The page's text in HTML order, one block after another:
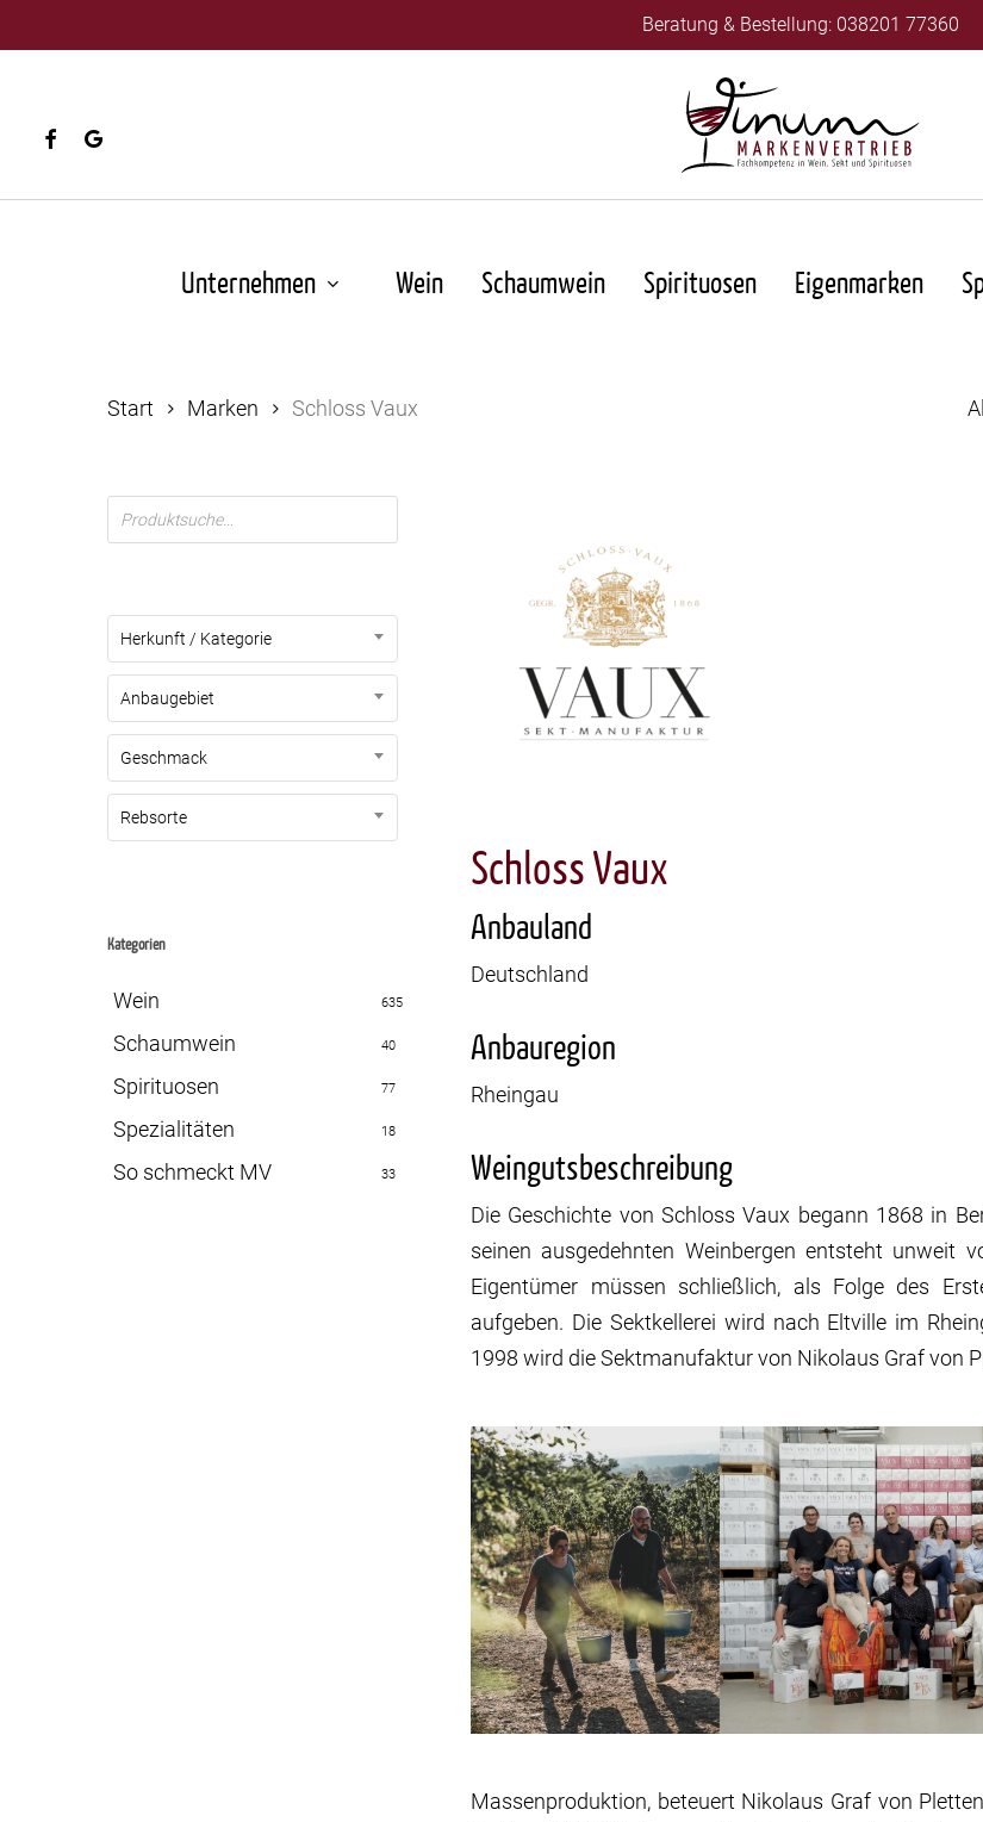
to
content
Beratung & Bestellung: 038201 77360
facebookgoogle-
Unternehmen Wein Schaumwein Spirituosen Eigenmarken
Start Marken Schloss Vaux
Products
search
Herkunft / Kategorie
Anbaugebiet
Geschmack
Rebsorte
Kategorien
Wein 635
Schaumwein 40
Spirituosen 77
Spezialitäten 18
So schmeckt MV 33
Schloss Vaux
Anbauland
Deutschland
Anbauregion
Rheingau
Weingutsbeschreibung
Die Geschichte von Schloss Vaux begann 1868 in
seinen ausgedehnten Weinbergen entsteht unweit
Eigentümer müssen schließlich, als Folge des
aufgeben. Die Sektkellerei wird nach Eltville im
1998 wird die Sektmanufaktur von Nikolaus Graf von
Massenproduktion, beteuert Nikolaus Graf von